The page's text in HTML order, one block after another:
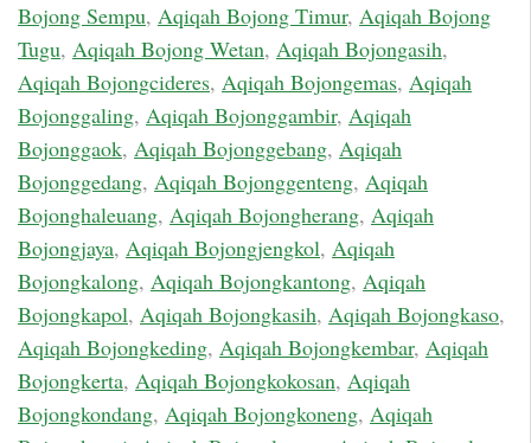
Bojong Sempu, Aqiqah Bojong Timur, Aqiqah Bojong
Tugu, Aqiqah Bojong Wetan, Aqiqah Bojongasih,
Aqiqah Bojongcideres, Aqiqah Bojongemas, Aqiqah
Bojonggaling, Aqiqah Bojonggambir, Aqiqah
Bojonggaok, Aqiqah Bojonggebang, Aqiqah
Bojonggedang, Aqiqah Bojonggenteng, Aqiqah
Bojonghaleuang, Aqiqah Bojongherang, Aqiqah
Bojongjaya, Aqiqah Bojongjengkol, Aqiqah
Bojongkalong, Aqiqah Bojongkantong, Aqiqah
Bojongkapol, Aqiqah Bojongkasih, Aqiqah Bojongkaso,
Aqiqah Bojongkeding, Aqiqah Bojongkembar, Aqiqah
Bojongkerta, Aqiqah Bojongkokosan, Aqiqah
Bojongkondang, Aqiqah Bojongkoneng, Aqiqah